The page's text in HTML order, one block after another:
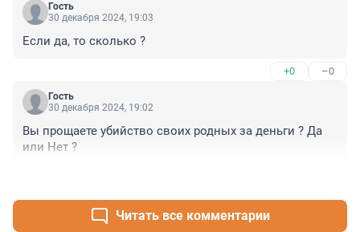
Гость
30 декабря 2024, 19:03
Если да, то сколько ?
+0 –0
Гость
30 декабря 2024, 19:02
Вы прощаете убийство своих родных за деньги ? Да
или Нет ?
Читать все комментарии